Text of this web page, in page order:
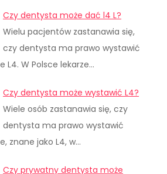
Czy dentysta może dać l4 L?
Wielu pacjentów zastanawia się,
czy dentysta ma prawo wystawić
L4. W Polsce lekarze…
Czy dentysta może wystawić L4?
Wiele osób zastanawia się, czy
dentysta ma prawo wystawić
znane jako L4, w…
Czy prywatny dentysta może